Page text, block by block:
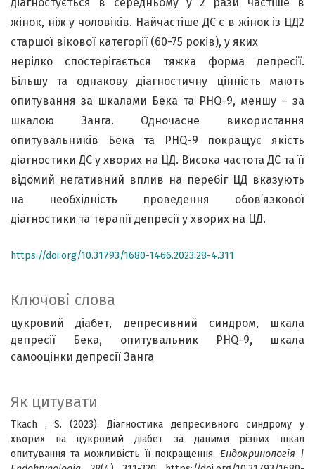
Ключові слова
цукровий діабет, депресивний синдром, шкала
депресії Бека, опитувальник PHQ-9, шкала
самооцінки депресії Занга
Як цитувати
Tkach , S. (2023). Діагностика депресивного синдрому у
хворих на цукровий діабет за даними різних шкал
опитування та можливість її покращення. Ендокринологія |
жінок, ніж у чоловіків. Найчастіше ДС є в жінок із ЦД2
старшої вікової категорії (60-75 років), у яких
нерідко спостерігається тяжка форма депресії.
Більшу та однакову діагностичну цінність мають
опитування за шкалами Бека та PHQ-9, меншу – за
шкалою Занга. Одночасне використання
опитувальників Бека та PHQ-9 покращує якість
діагностики ДС у хворих на ЦД. Висока частота ДС та її
відомий негативний вплив на перебіг ЦД вказують
на необхідність проведення обов’язкової
діагностики та терапії депресії у хворих на ЦД.
https://doi.org/10.31793/1680-1466.2023.28-4.311